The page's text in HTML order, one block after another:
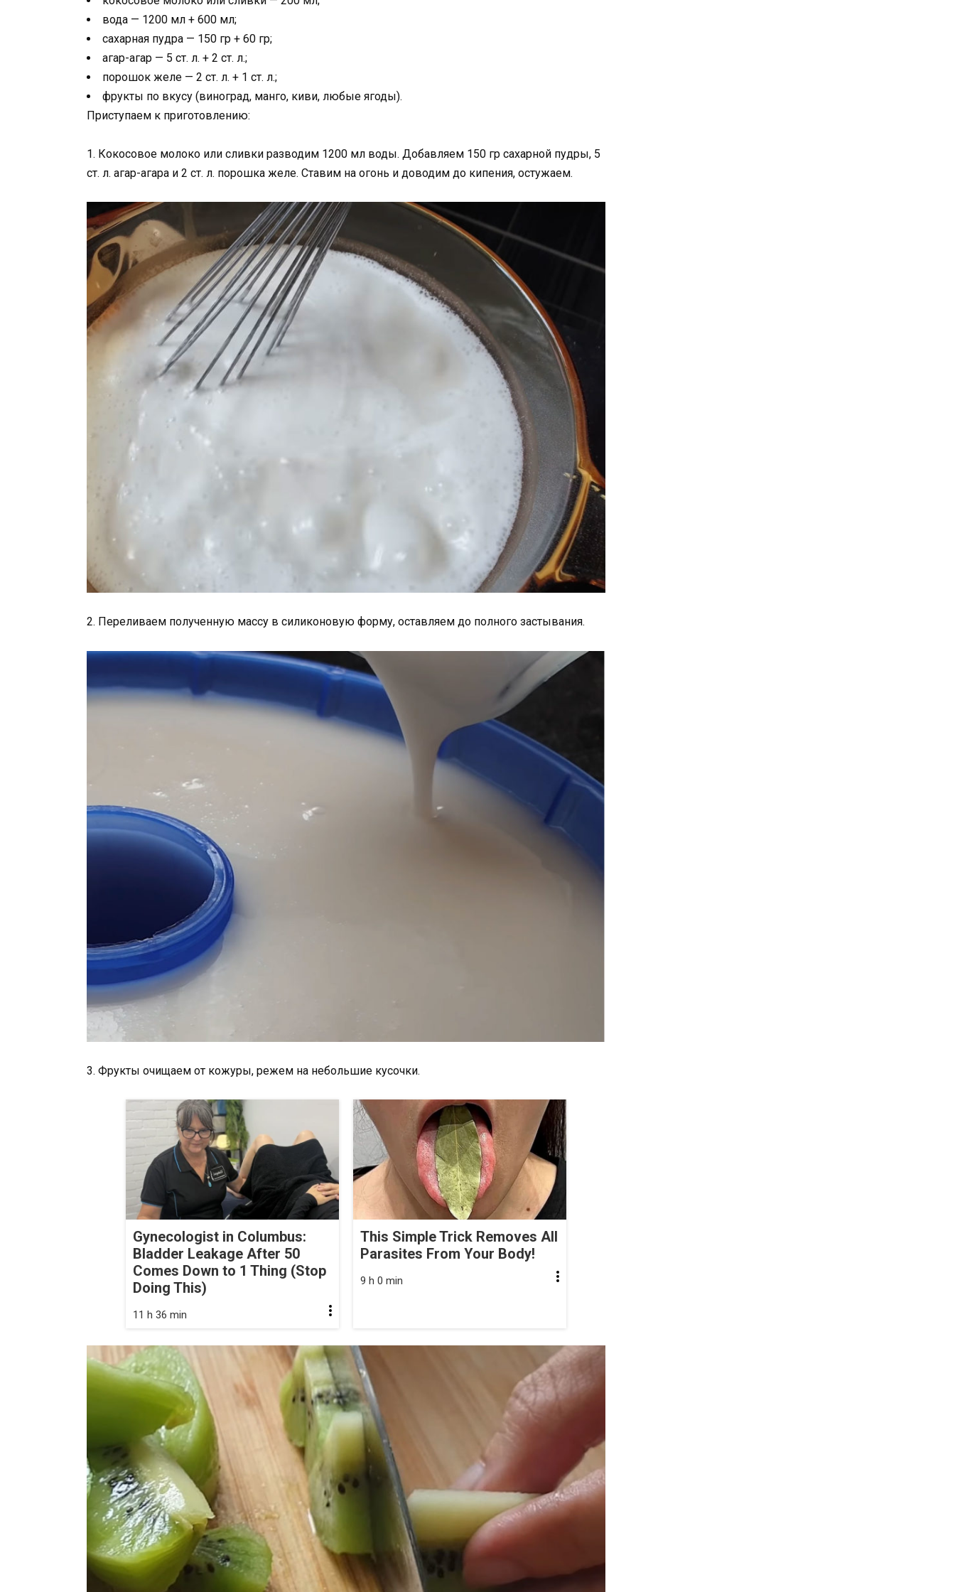
вода — 1200 мл + 600 мл;
сахарная пудра — 150 гр + 60 гр;
агар-агар — 5 ст. л. + 2 ст. л.;
порошок желе — 2 ст. л. + 1 ст. л.;
фрукты по вкусу (виноград, манго, киви, любые ягоды).
Приступаем к приготовлению:
1. Кокосовое молоко или сливки разводим 1200 мл воды. Добавляем 150 гр сахарной пудры, 5
ст. л. агар-агара и 2 ст. л. порошка желе. Ставим на огонь и доводим до кипения, остужаем.
2. Переливаем полученную массу в силиконовую форму, оставляем до полного застывания.
3. Фрукты очищаем от кожуры, режем на небольшие кусочки.
Gynecologist in Columbus:
Bladder Leakage After 50
Comes Down to 1 Thing (Stop
Doing This)
11 h 36 min
This Simple Trick Removes All
Parasites From Your Body!
9 h 0 min